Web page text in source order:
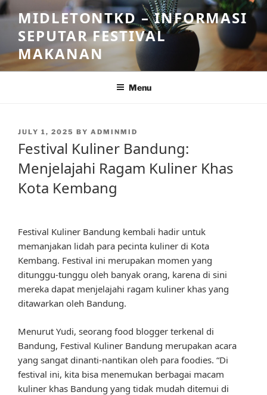
Skip
to
content
MIDLETONTKD – INFORMASI
SEPUTAR FESTIVAL
MAKANAN
Menu
POSTED
JULY 1, 2025 BY ADMINMID
Festival Kuliner Bandung:
Menjelajahi Ragam Kuliner Khas
Kota Kembang
Festival Kuliner Bandung kembali hadir untuk
memanjakan lidah para pecinta kuliner di Kota
Kembang. Festival ini merupakan momen yang
ditunggu-tunggu oleh banyak orang, karena di sini
mereka dapat menjelajahi ragam kuliner khas yang
ditawarkan oleh Bandung.
Menurut Yudi, seorang food blogger terkenal di
Bandung, Festival Kuliner Bandung merupakan acara
yang sangat dinanti-nantikan oleh para foodies. “Di
festival ini, kita bisa menemukan berbagai macam
kuliner khas Bandung yang tidak mudah ditemui di